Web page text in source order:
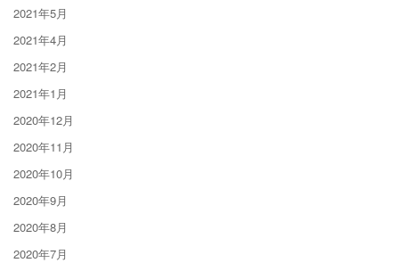
2021年5月
2021年4月
2021年2月
2021年1月
2020年12月
2020年11月
2020年10月
2020年9月
2020年8月
2020年7月